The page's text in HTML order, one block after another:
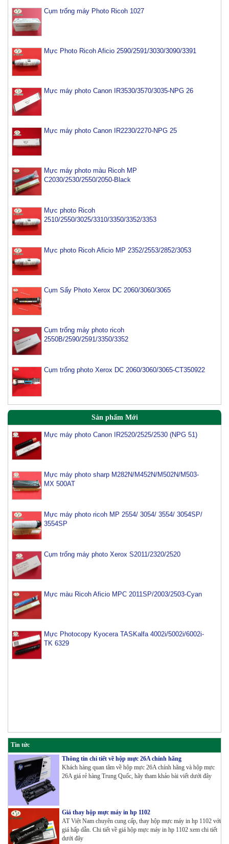
Cụm trống máy Photo Ricoh 1027
Mực Photo Ricoh Aficio 2590/2591/3030/3090/3391
Mực máy photo Canon IR3530/3570/3035-NPG 26
Mực máy photo Canon IR2230/2270-NPG 25
Mực máy photo màu Ricoh MP
C2030/2530/2550/2050-Black
Mực photo Ricoh
2510/2550/3025/3310/3350/3352/3353
Mực photo Ricoh Aficio MP 2352/2553/2852/3053
Cụm Sấy Photo Xerox DC 2060/3060/3065
Cụm trống máy photo ricoh
2550B/2590/2591/3350/3352
Cụm trống photo Xerox DC 2060/3060/3065-CT350922
Sản phẩm Mới
Mực máy photo Canon IR2520/2525/2530 (NPG 51)
MX 500AT
3554SP
TK 6329
Tin tức
Thông tin chi tiết về hộp mực 26A chính hãng
Khách hàng quan tâm về hộp mực 26A chính hãng và hộp mực
26A giá rẻ hàng Trung Quốc, hãy tham khảo bài viết dưới đây
Giá thay hộp mực máy in hp 1102
AT Việt Nam chuyên cung cấp, thay hộp mực máy in hp 1102 với
giá hấp dẫn. Chi tiết về giá hộp mực máy in hp 1102 xem chi tiết
dưới đây